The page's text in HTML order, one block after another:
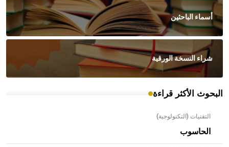
أسماء الباحثين
شراء النسخة الورقية
البحوث الأكثر قراءة
التقنيات (التكنولوجية)
الحاسوب